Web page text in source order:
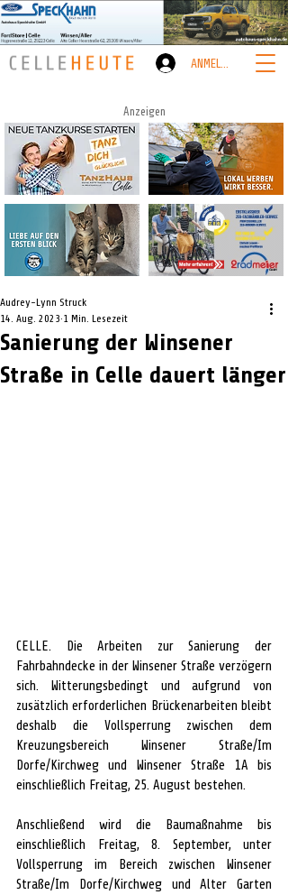
ANMELDEN
Anzeigen
Sanierung der Winsener
Straße in Celle dauert länger
Audrey-Lynn Struck
14. Aug. 2023 1 Min. Lesezeit
CELLE. Die Arbeiten zur Sanierung der
Fahrbahndecke in der Winsener Straße verzögern
sich. Witterungsbedingt und aufgrund von
zusätzlich erforderlichen Brückenarbeiten bleibt
deshalb die Vollsperrung zwischen dem
Kreuzungsbereich Winsener Straße/Im
Dorfe/Kirchweg und Winsener Straße 1A bis
einschließlich Freitag, 25. August bestehen.
Anschließend wird die Baumaßnahme bis
einschließlich Freitag, 8. September, unter
Vollsperrung im Bereich zwischen Winsener
Straße/Im Dorfe/Kirchweg und Alter Garten